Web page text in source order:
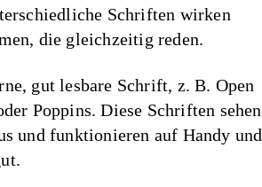
Schriften wirken
die gleichzeitig reden.
gut lesbare Schrift, z. B. Open
Poppins. Diese Schriften sehen
und funktionieren auf Handy und